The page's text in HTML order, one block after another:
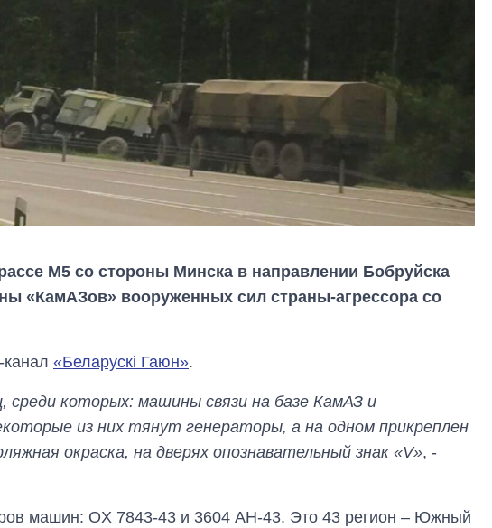
М5 со стороны Минска в направлении Бобруйска
«КамАЗов» вооруженных сил страны-агрессора со
«Беларускі Гаюн».
среди которых: машины связи на базе КамАЗ и
из них тянут генераторы, а на одном прикреплен
окраска, на дверях опознавательный знак «V», -
машин: OX 7843-43 и 3604 АН-43. Это 43 регион – Южный